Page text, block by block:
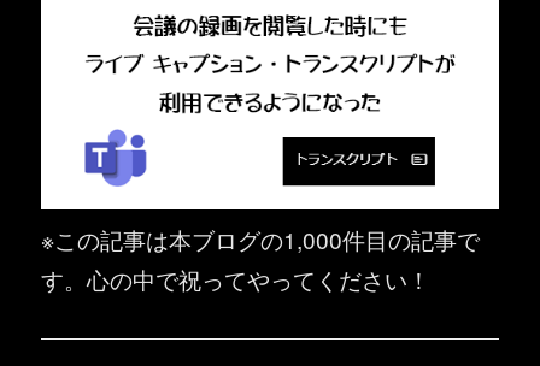
※この記事は本ブログの1,000件目の記事で
す。心の中で祝ってやってください！